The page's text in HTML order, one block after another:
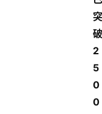
突
破
2
5
0
0